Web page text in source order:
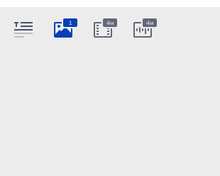
1 4м 4м